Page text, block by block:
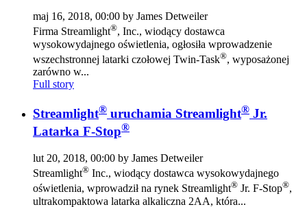
maj 16, 2018, 00:00 by James Detweiler
Firma Streamlight®, Inc., wiodący dostawca
wysokowydajnego oświetlenia, ogłosiła wprowadzenie
wszechstronnej latarki czołowej Twin-Task®, wyposażonej
zarówno w...
Full story
Streamlight® uruchamia Streamlight® Jr.
Latarka F-Stop®
lut 20, 2018, 00:00 by James Detweiler
Streamlight® Inc., wiodący dostawca wysokowydajnego
oświetlenia, wprowadził na rynek Streamlight® Jr. F-Stop®,
ultrakompaktowa latarka alkaliczna 2AA, która...